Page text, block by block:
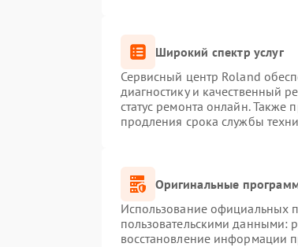
Широкий спектр услуг
Сервисный центр Roland
диагностику и качественный
статус ремонта онлайн. Также
продления срока службы
Оригинальные
Использование официальных
пользовательскими данными:
восстановление информации